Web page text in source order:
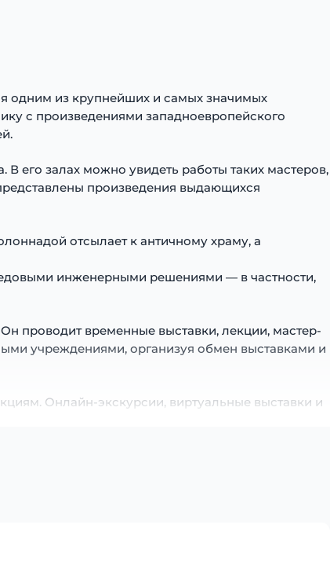
одним из крупнейших и самых значимых
с произведениями западноевропейского
его залах можно увидеть работы таких мастеров,
произведения выдающихся
отсылает к античному храму, а
инженерными решениями — в частности,
проводит временные выставки, лекции, мастер-
учреждениями, организуя обмен выставками и
Онлайн-экскурсии, виртуальные выставки и
и важный центр культурного диалога, который